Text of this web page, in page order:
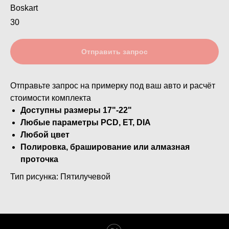
Boskart
30
Отправить запрос
Отправьте запрос на примерку под ваш авто и расчёт
стоимости комплекта
Доступны размеры 17"-22"
Любые параметры PCD, ET, DIA
Любой цвет
Полировка, браширование или алмазная
проточка
Тип рисунка: Пятилучевой